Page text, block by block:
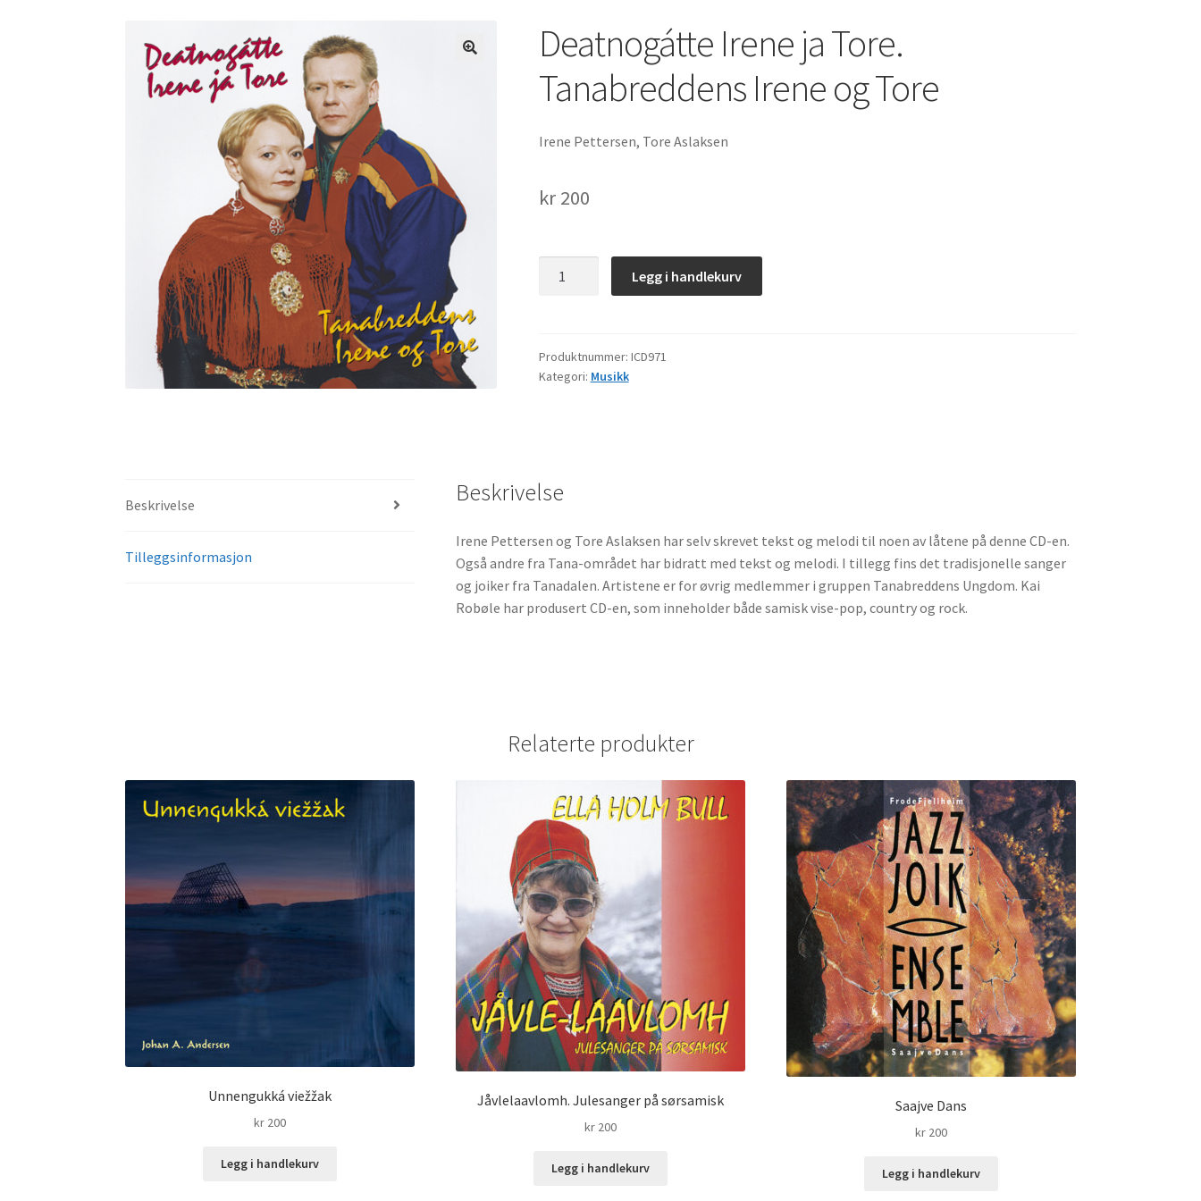
Deatnogátte Irene ja Tore.
Tanabreddens Irene og Tore
Irene Pettersen, Tore Aslaksen
kr200
Tanabreddens
Irene
Legg i handlekurv
Produktnummer: ICD971
Kategori: Musikk
Beskrivelse
Tilleggsinformasjon
Beskrivelse
Irene Pettersen og Tore Aslaksen har selv skrevet tekst og melodi til noen av låtene på denne CD-en.
Også andre fra Tana-området har bidratt med tekst og melodi. I tillegg fins det tradisjonelle sanger
og joiker fra Tanadalen. Artistene er for øvrig medlemmer i gruppen Tanabreddens Ungdom. Kai
Robøle har produsert CD-en, som inneholder både samisk vise-pop, country og rock.
Relaterte produkter
Unnengukká viežžak
kr200
Legg i handlekurv
Jåvlelaavlomh. Julesanger på sørsamisk
kr200
Legg i handlekurv
Saajve Dans
kr 200
Legg i handlekurv